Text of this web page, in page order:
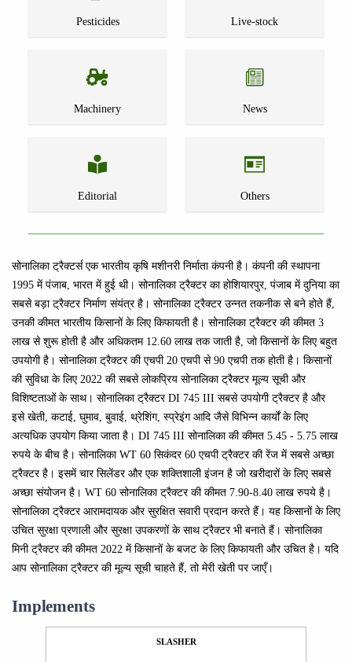
Pesticides Live-stock
Machinery News
Editorial Others
सोनालिका ट्रैक्टर्स एक भारतीय कृषि मशीनरी निर्माता कंपनी है। कंपनी की स्थापना
1995 में पंजाब, भारत में हुई थी। सोनालिका ट्रैक्टर का होशियारपुर, पंजाब में दुनिया का
सबसे बड़ा ट्रैक्टर निर्माण संयंत्र है। सोनालिका ट्रैक्टर उन्नत तकनीक से बने होते हैं,
उनकी कीमत भारतीय किसानों के लिए किफायती है। सोनालिका ट्रैक्टर की कीमत 3
लाख से शुरू होती है और अधिकतम 12.60 लाख तक जाती है, जो किसानों के लिए बहुत
उपयोगी है। सोनालिका ट्रैक्टर की एचपी 20 एचपी से 90 एचपी तक होती है। किसानों
की सुविधा के लिए 2022 की सबसे लोकप्रिय सोनालिका ट्रैक्टर मूल्य सूची और
विशिष्टताओं के साथ। सोनालिका ट्रैक्टर DI 745 III सबसे उपयोगी ट्रैक्टर है और
इसे खेती, कटाई, घुमाव, बुवाई, थ्रेशिंग, स्प्रेइंग आदि जैसे विभिन्न कार्यों के लिए
अत्यधिक उपयोग किया जाता है। DI 745 III सोनालिका की कीमत 5.45 - 5.75 लाख
रुपये के बीच है। सोनालिका WT 60 सिकंदर 60 एचपी ट्रैक्टर की रेंज में सबसे अच्छा
ट्रैक्टर है। इसमें चार सिलेंडर और एक शक्तिशाली इंजन है जो खरीदारों के लिए सबसे
अच्छा संयोजन है। WT 60 सोनालिका ट्रैक्टर की कीमत 7.90-8.40 लाख रुपये है।
सोनालिका ट्रैक्टर आरामदायक और सुरक्षित सवारी प्रदान करते हैं। यह किसानों के लिए
उचित सुरक्षा प्रणाली और सुरक्षा उपकरणों के साथ ट्रैक्टर भी बनाते हैं। सोनालिका
मिनी ट्रैक्टर की कीमत 2022 में किसानों के बजट के लिए किफायती और उचित है। यदि
आप सोनालिका ट्रैक्टर की मूल्य सूची चाहते हैं, तो मेरी खेती पर जाएँ।
Implements
SLASHER